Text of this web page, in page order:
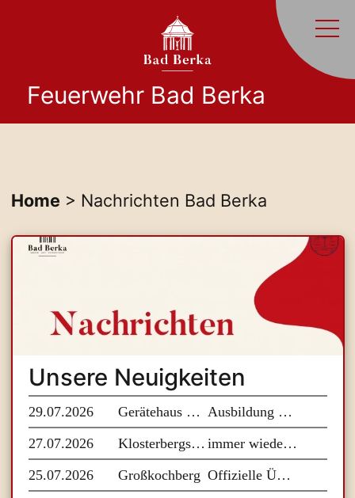
Feuerwehr Bad Berka
Home > Nachrichten Bad Berka
Unsere Neuigkeiten
29.07.2026 Gerätehaus Bad Berka
Ausbildung Führungsunterstützung
27.07.2026
Klosterbergschule
immer wieder montags
25.07.2026
Großkochberg
Offizielle Übergabe Gerätehaus Großkochberg